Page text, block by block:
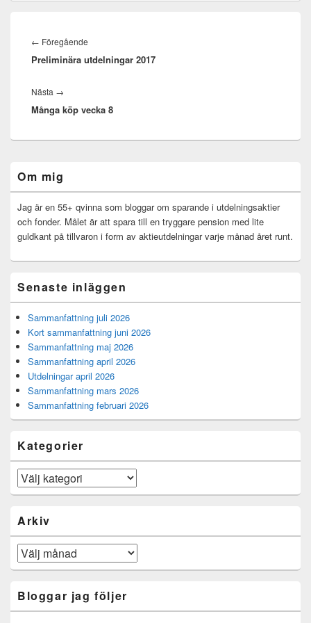
← Föregående
inlägg:
Preliminära utdelningar 2017
Nästa →
inlägg:
Många köp vecka 8
sidofältet
Widget
område
Om mig
Jag är en 55+ qvinna som bloggar om sparande i utdelningsaktier
och fonder. Målet är att spara till en tryggare pension med lite
guldkant på tillvaron i form av aktieutdelningar varje månad året runt.
Senaste inläggen
Sammanfattning juli 2026
Kort sammanfattning juni 2026
Sammanfattning maj 2026
Sammanfattning april 2026
Utdelningar april 2026
Sammanfattning mars 2026
Sammanfattning februari 2026
Kategorier
Kategorier
Arkiv
Arkiv
Bloggar jag följer